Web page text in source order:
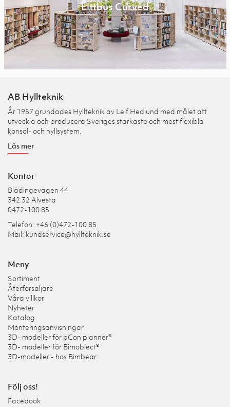
Littbus Curved
AB Hyllteknik
År 1957 grundades Hyllteknik av Leif Hedlund med målet att
utveckla och producera Sveriges starkaste och mest flexibla
konsol- och hyllsystem.
Läs mer
Kontor
Blädingevägen 44
342 32 Alvesta
0472-100 85
Telefon: +46 (0)472-100 85
Mail: kundservice@hyllteknik.se
Meny
Sortiment
Återförsäljare
Våra villkor
Nyheter
Katalog
Monteringsanvisningar
3D- modeller för pCon planner®
3D- modeller för Bimobject®
3D-modeller - hos Bimbear
Följ oss!
Facebook